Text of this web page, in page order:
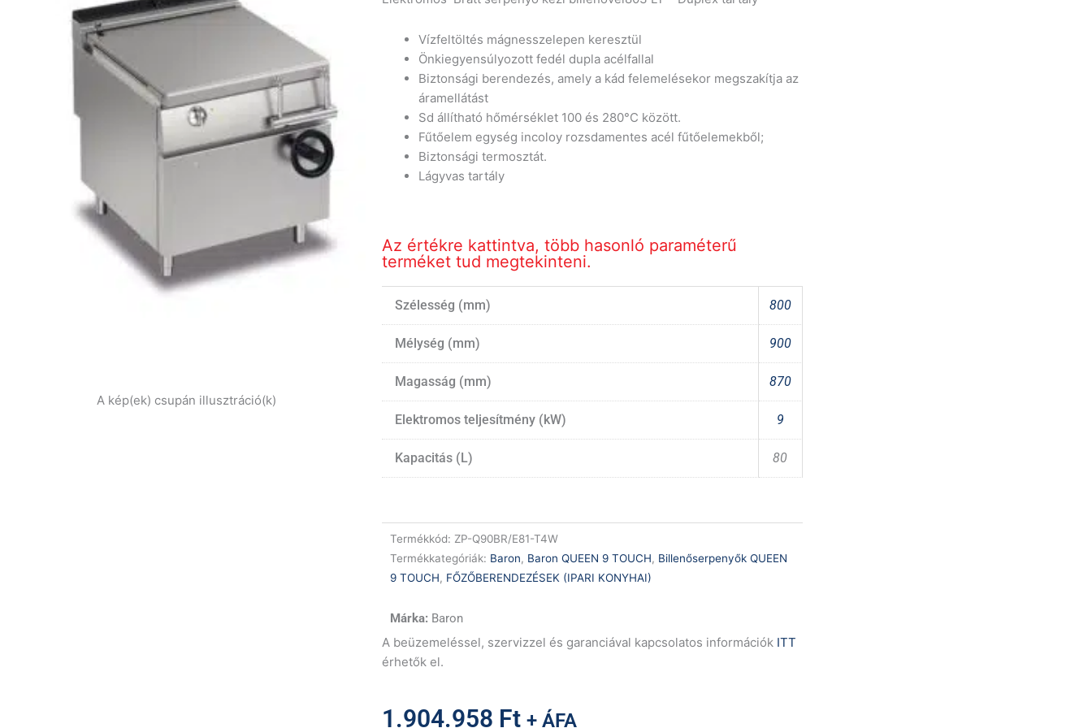
A kép(ek) csupán illusztráció(k)
Vízfeltöltés mágnesszelepen keresztül
Önkiegyensúlyozott fedél dupla acélfallal
Biztonsági berendezés, amely a kád felemelésekor megszakítja az
áramellátást
Sd állítható hőmérséklet 100 és 280°C között.
Fűtőelem egység incoloy rozsdamentes acél fűtőelemekből;
Biztonsági termosztát.
Lágyvas tartály
Az értékre kattintva, több hasonló paraméterű
terméket tud megtekinteni.
Szélesség (mm) 800
Mélység (mm) 900
Magasság (mm) 870
Elektromos teljesítmény (kW) 9
Kapacitás (L) 80
Termékkód: ZP-Q90BR/E81-T4W
Termékkategóriák: Baron, Baron QUEEN 9 TOUCH, Billenőserpenyők QUEEN
9 TOUCH, FŐZŐBERENDEZÉSEK (IPARI KONYHAI)
Baron
A beüzemeléssel, szervizzel és garanciával kapcsolatos információk ITT
érhetők el.
1.904.958 Ft + ÁFA